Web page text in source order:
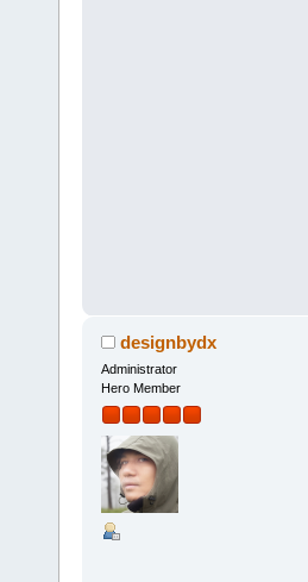
designbydx
Administrator
Hero Member